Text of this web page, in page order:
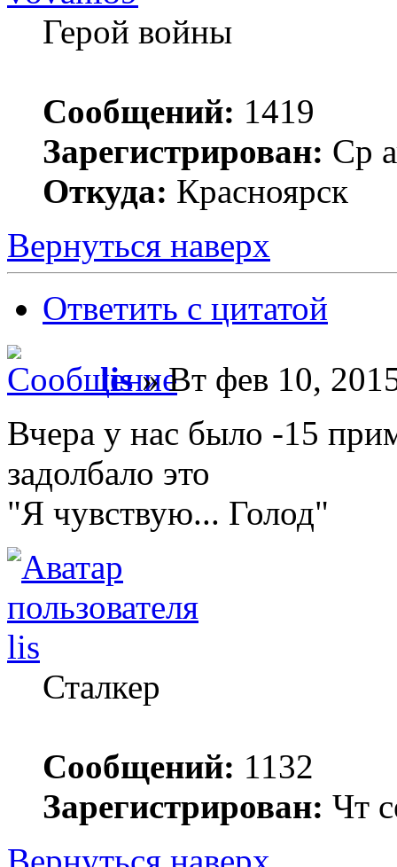
Герой войны
Сообщений: 1419
Зарегистрирован: Ср
Откуда: Красноярск
Вернуться наверх
Ответить с цитатой
lis» Вт фев 10,
Вчера у нас было -15
задолбало это
"Я чувствую... Голод"
lis
Сталкер
Сообщений: 1132
Зарегистрирован: Чт